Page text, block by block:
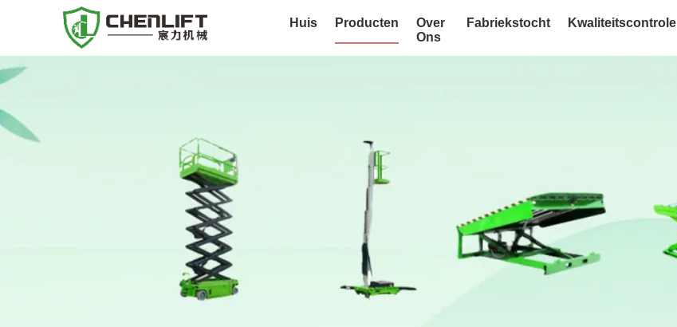
Huis Producten
Over
Ons
Fabriekstocht Kwaliteitscontrole